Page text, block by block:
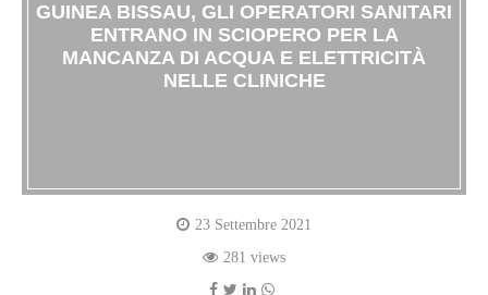
GUINEA BISSAU, GLI OPERATORI SANITARI
ENTRANO IN SCIOPERO PER LA
MANCANZA DI ACQUA E ELETTRICITÀ
NELLE CLINICHE
23 Settembre 2021
281 views